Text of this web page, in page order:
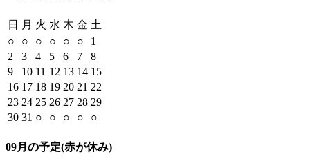
日 月 火 水 木 金 土
○
○ ○ ○ ○ ○
1
2
3 4 5 6 7
8
9
10 11 12 13 14 15
16 17 18 19 20 21 22
23 24 25 26 27 28 29
30 31 ○ ○ ○ ○ ○
09月の予定(赤が休み)